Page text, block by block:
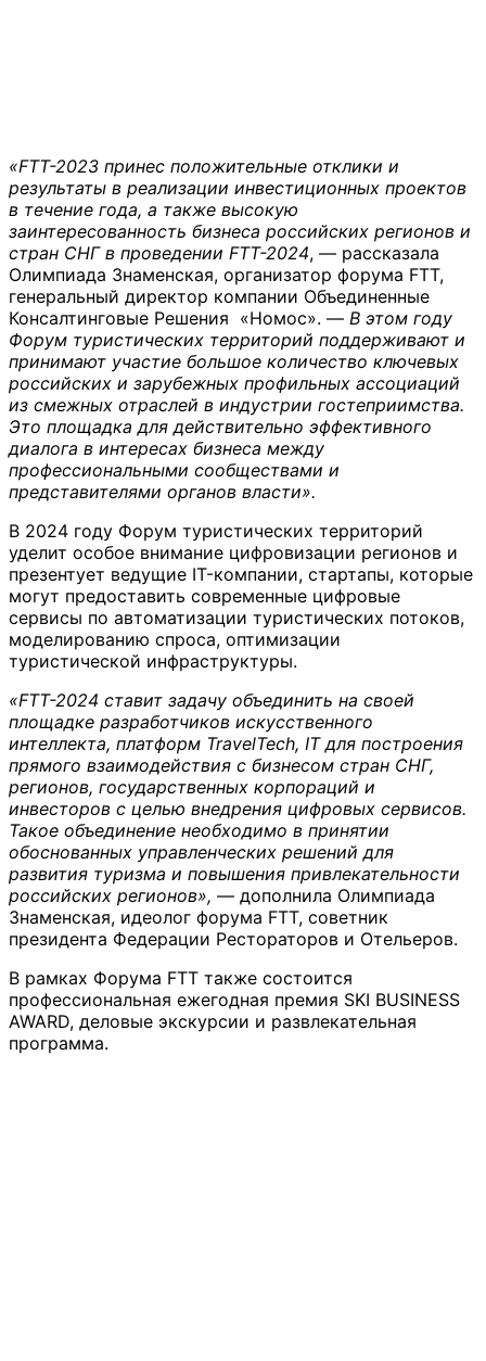
«FTT-2023 принес положительные отклики и
результаты в реализации инвестиционных проектов
в течение года, а также высокую
заинтересованность бизнеса российских регионов и
стран СНГ в проведении FTT-2024, — рассказала
Олимпиада Знаменская, организатор форума FTT,
генеральный директор компании Объединенные
Консалтинговые Решения «Номос». — В этом году
Форум туристических территорий поддерживают и
принимают участие большое количество ключевых
российских и зарубежных профильных ассоциаций
из смежных отраслей в индустрии гостеприимства.
Это площадка для действительно эффективного
диалога в интересах бизнеса между
профессиональными сообществами и
представителями органов власти».
В 2024 году Форум туристических территорий
уделит особое внимание цифровизации регионов и
презентует ведущие IT-компании, стартапы, которые
могут предоставить современные цифровые
сервисы по автоматизации туристических потоков,
моделированию спроса, оптимизации
туристической инфраструктуры.
«FTT-2024 ставит задачу объединить на своей
площадке разработчиков искусственного
интеллекта, платформ TravelTech, IT для построения
прямого взаимодействия с бизнесом стран СНГ,
регионов, государственных корпораций и
инвесторов с целью внедрения цифровых сервисов.
Такое объединение необходимо в принятии
обоснованных управленческих решений для
развития туризма и повышения привлекательности
российских регионов», — дополнила Олимпиада
Знаменская, идеолог форума FTT, советник
президента Федерации Рестораторов и Отельеров.
В рамках Форума FTT также состоится
профессиональная ежегодная премия SKI BUSINESS
AWARD, деловые экскурсии и развлекательная
программа.